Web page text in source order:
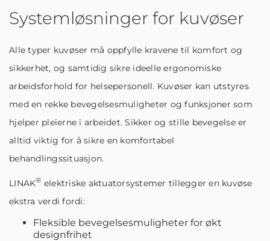
Systemløsninger for kuvøser
Alle typer kuvøser må oppfylle kravene til komfort og
sikkerhet, og samtidig sikre ideelle ergonomiske
arbeidsforhold for helsepersonell. Kuvøser kan utstyres
med en rekke bevegelsesmuligheter og funksjoner som
hjelper pleierne i arbeidet. Sikker og stille bevegelse er
alltid viktig for å sikre en komfortabel
behandlingssituasjon.
LINAK® elektriske aktuatorsystemer tillegger en kuvøse
ekstra verdi fordi:
Fleksible bevegelsesmuligheter for økt
designfrihet